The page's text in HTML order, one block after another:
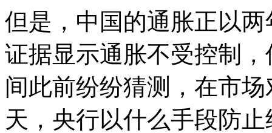
但是，中国的通胀正以
证据显示通胀不受控制
间此前纷纷猜测，在市
天，央行以什么手段防